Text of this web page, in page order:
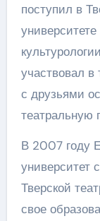
поступил в
участвовал в
с друзьями
театральную
В 2007 году
университет
Тверской
свое